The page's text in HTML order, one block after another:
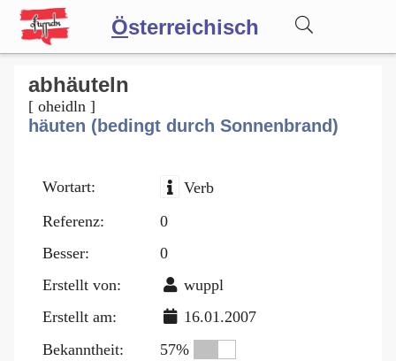
Österreichisch
Wörterbuch
Forum
Blog
abhäuteln
[ oheidln ]
häuten (bedingt durch Sonnenbrand)
Wortart:
Verb
Referenz:
0
Besser:
0
Erstellt von:
wuppl
Erstellt am:
16.01.2007
Bekanntheit:
57%